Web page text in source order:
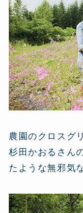
農園のクロスグ
杉田かおるさん
たような無邪気